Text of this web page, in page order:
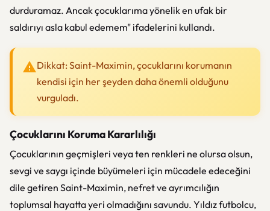
durduramaz. Ancak çocuklarıma yönelik en ufak bir
saldırıyı asla kabul edemem" ifadelerini kullandı.
Dikkat: Saint-Maximin, çocuklarını korumanın
kendisi için her şeyden daha önemli olduğunu
vurguladı.
Çocuklarını Koruma Kararlılığı
Çocuklarının geçmişleri veya ten renkleri ne olursa olsun,
sevgi ve saygı içinde büyümeleri için mücadele edeceğini
dile getiren Saint-Maximin, nefret ve ayrımcılığın
toplumsal hayatta yeri olmadığını savundu. Yıldız futbolcu,